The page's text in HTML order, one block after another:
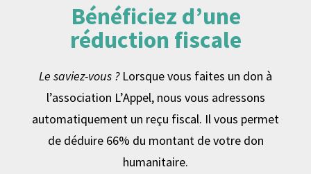
Bénéficiez d’une
réduction fiscale
Le saviez-vous ?Lorsque vous faites un don à
l’association L’Appel, nous vous adressons
automatiquement un reçu fiscal. Il vous permet
de déduire 66% du montant de votre don
humanitaire.